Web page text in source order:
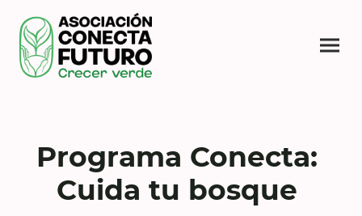
Programa Conecta:
Cuida tu bosque